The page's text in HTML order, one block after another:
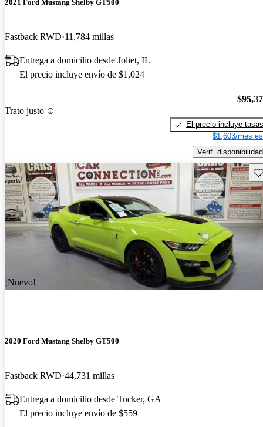
2021 Ford Mustang Shelby GT500
Fastback RWD 11,784 millas
Entrega a domicilio desde Joliet, IL
El precio incluye envío de $1,024
Trato justo
El precio incluye tasas
$1,603/mes
Verif. disponibilidad
¡Nuevo!
2020 Ford Mustang Shelby GT500
Fastback RWD 44,731 millas
Entrega a domicilio desde Tucker, GA
El precio incluye envío de $559